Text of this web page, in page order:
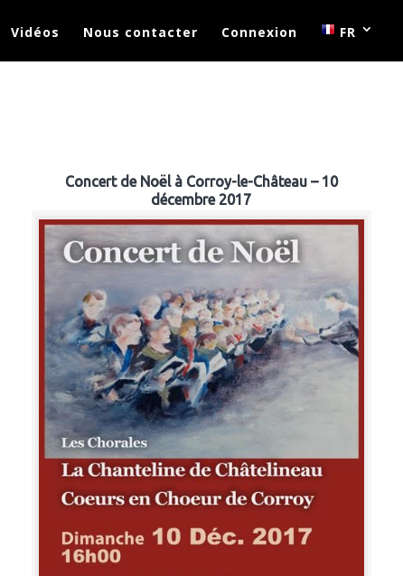
Vidéos Nous contacter Connexion FR
Concert de Noël à Corroy-le-Château – 10
décembre 2017